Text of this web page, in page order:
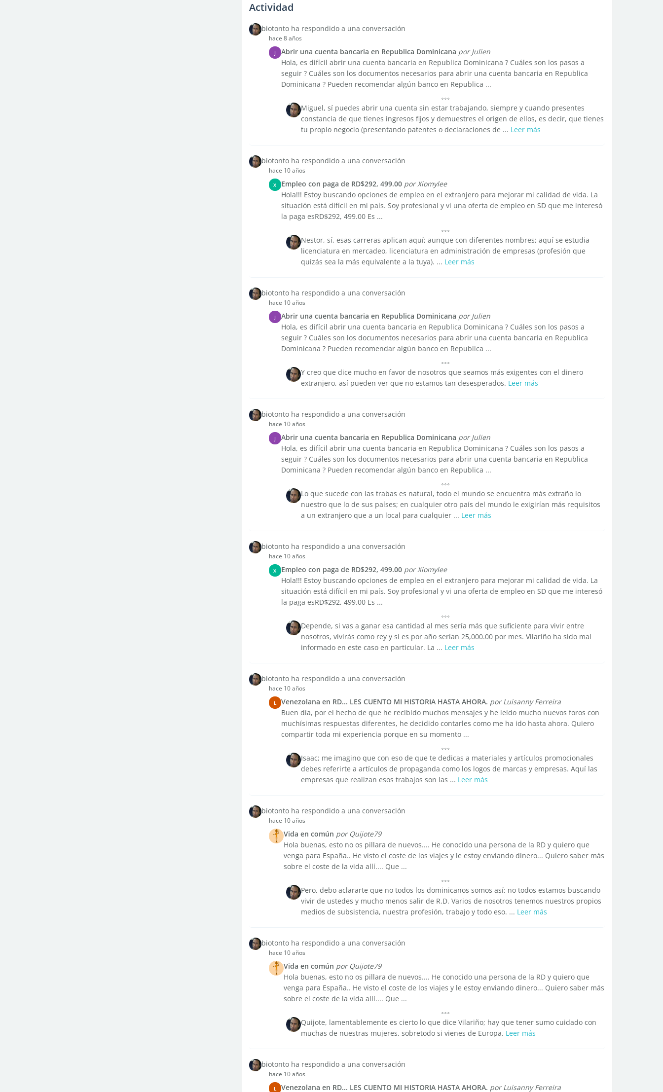
Actividad
biotonto ha respondido a una conversación
hace 8 años
J Abrir una cuenta bancaria en Republica Dominicana por Julien
Hola, es difícil abrir una cuenta bancaria en Republica Dominicana ? Cuáles son los pasos a
seguir ? Cuáles son los documentos necesarios para abrir una cuenta bancaria en Republica
Dominicana ? Pueden recomendar algún banco en Republica ...
Miguel, sí puedes abrir una cuenta sin estar trabajando, siempre y cuando presentes
constancia de que tienes ingresos fijos y demuestres el origen de ellos, es decir, que tienes
tu propio negocio (presentando patentes o declaraciones de ... Leer más
biotonto ha respondido a una conversación
hace 10 años
X Empleo con paga de RD$292, 499.00 por Xiomylee
Hola!!! Estoy buscando opciones de empleo en el extranjero para mejorar mi calidad de vida. La
situación está difícil en mi país. Soy profesional y vi una oferta de empleo en SD que me interesó
la paga esRD$292, 499.00 Es ...
Nestor, sí, esas carreras aplican aquí; aunque con diferentes nombres; aquí se estudia
licenciatura en mercadeo, licenciatura en administración de empresas (profesión que
quizás sea la más equivalente a la tuya). ... Leer más
biotonto ha respondido a una conversación
hace 10 años
J Abrir una cuenta bancaria en Republica Dominicana por Julien
Hola, es difícil abrir una cuenta bancaria en Republica Dominicana ? Cuáles son los pasos a
seguir ? Cuáles son los documentos necesarios para abrir una cuenta bancaria en Republica
Dominicana ? Pueden recomendar algún banco en Republica ...
Y creo que dice mucho en favor de nosotros que seamos más exigentes con el dinero
extranjero, así pueden ver que no estamos tan desesperados. Leer más
biotonto ha respondido a una conversación
hace 10 años
J Abrir una cuenta bancaria en Republica Dominicana por Julien
Hola, es difícil abrir una cuenta bancaria en Republica Dominicana ? Cuáles son los pasos a
seguir ? Cuáles son los documentos necesarios para abrir una cuenta bancaria en Republica
Dominicana ? Pueden recomendar algún banco en Republica ...
Lo que sucede con las trabas es natural, todo el mundo se encuentra más extraño lo
nuestro que lo de sus países; en cualquier otro país del mundo le exigirían más requisitos
a un extranjero que a un local para cualquier ... Leer más
biotonto ha respondido a una conversación
hace 10 años
X Empleo con paga de RD$292, 499.00 por Xiomylee
Hola!!! Estoy buscando opciones de empleo en el extranjero para mejorar mi calidad de vida. La
situación está difícil en mi país. Soy profesional y vi una oferta de empleo en SD que me interesó
la paga esRD$292, 499.00 Es ...
Depende, si vas a ganar esa cantidad al mes sería más que suficiente para vivir entre
nosotros, vivirás como rey y si es por año serían 25,000.00 por mes. Vilariño ha sido mal
informado en este caso en particular. La ... Leer más
biotonto ha respondido a una conversación
hace 10 años
L Venezolana en RD... LES CUENTO MI HISTORIA HASTA AHORA. por Luisanny Ferreira
Buen día, por el hecho de que he recibido muchos mensajes y he leído mucho nuevos foros con
muchísimas respuestas diferentes, he decidido contarles como me ha ido hasta ahora. Quiero
compartir toda mi experiencia porque en su momento ...
Isaac; me imagino que con eso de que te dedicas a materiales y artículos promocionales
debes referirte a artículos de propaganda como los logos de marcas y empresas. Aquí las
empresas que realizan esos trabajos son las ... Leer más
biotonto ha respondido a una conversación
hace 10 años
Vida en común por Quijote79
Hola buenas, esto no os pillara de nuevos.... He conocido una persona de la RD y quiero que
venga para España.. He visto el coste de los viajes y le estoy enviando dinero... Quiero saber más
sobre el coste de la vida allí.... Que ...
Pero, debo aclararte que no todos los dominicanos somos así; no todos estamos buscando
vivir de ustedes y mucho menos salir de R.D. Varios de nosotros tenemos nuestros propios
medios de subsistencia, nuestra profesión, trabajo y todo eso. ... Leer más
biotonto ha respondido a una conversación
hace 10 años
Vida en común por Quijote79
Hola buenas, esto no os pillara de nuevos.... He conocido una persona de la RD y quiero que
venga para España.. He visto el coste de los viajes y le estoy enviando dinero... Quiero saber más
sobre el coste de la vida allí.... Que ...
Quijote, lamentablemente es cierto lo que dice Vilariño; hay que tener sumo cuidado con
muchas de nuestras mujeres, sobretodo si vienes de Europa. Leer más
biotonto ha respondido a una conversación
hace 10 años
L Venezolana en RD... LES CUENTO MI HISTORIA HASTA AHORA. por Luisanny Ferreira